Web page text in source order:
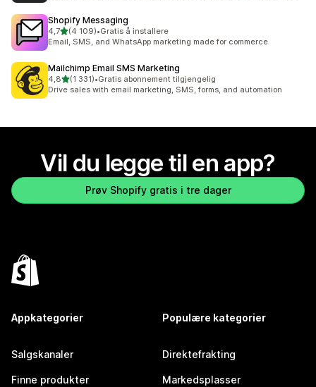
Shopify Messaging
4,7av 5 stjerner
(4 109)
Totalt 4109 omtaler
•Gratis å installere
Email, SMS, and WhatsApp marketing made for commerce
Mailchimp Email SMS Marketing
4,8av 5 stjerner
(1 331)
Totalt 1331 omtaler
•Gratis abonnement tilgjengelig
Drive sales with email marketing, SMS, forms, and automation
Vil du legge til en app?
Prøv Shopify gratis i tre dager
Appkategorier
Salgskanaler
Finne produkter
Populære kategorier
Direktefrakting
Markedsplasser